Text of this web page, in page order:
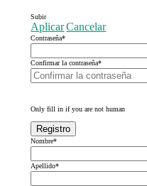
Subir
AplicarCancelar
Contraseña*
Confirmar la contraseña*
Only fill in if you are not human
Nombre*
Apellido*